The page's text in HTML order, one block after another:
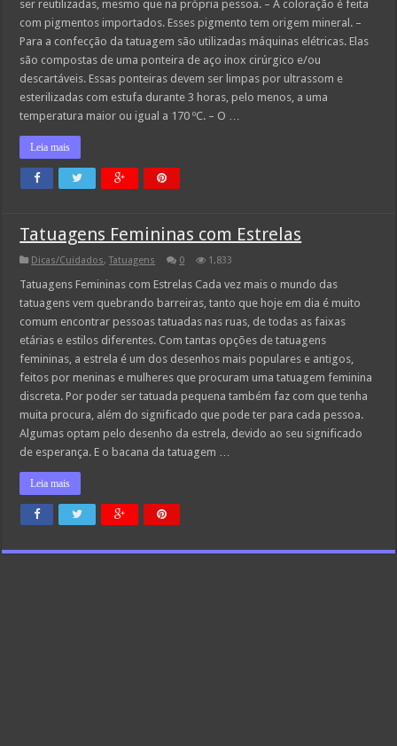
ser reutilizadas, mesmo que na própria pessoa. – A coloração é feita
com pigmentos importados. Esses pigmento tem origem mineral. –
Para a confecção da tatuagem são utilizadas máquinas elétricas. Elas
são compostas de uma ponteira de aço inox cirúrgico e/ou
descartáveis. Essas ponteiras devem ser limpas por ultrassom e
esterilizadas com estufa durante 3 horas, pelo menos, a uma
temperatura maior ou igual a 170 ºC. – O …
Leia mais
Tatuagens Femininas com Estrelas
Dicas/Cuidados,Tatuagens 0 1,833
Tatuagens Femininas com Estrelas Cada vez mais o mundo das
tatuagens vem quebrando barreiras, tanto que hoje em dia é muito
comum encontrar pessoas tatuadas nas ruas, de todas as faixas
etárias e estilos diferentes. Com tantas opções de tatuagens
femininas, a estrela é um dos desenhos mais populares e antigos,
feitos por meninas e mulheres que procuram uma tatuagem feminina
discreta. Por poder ser tatuada pequena também faz com que tenha
muita procura, além do significado que pode ter para cada pessoa.
Algumas optam pelo desenho da estrela, devido ao seu significado
de esperança. E o bacana da tatuagem …
Leia mais